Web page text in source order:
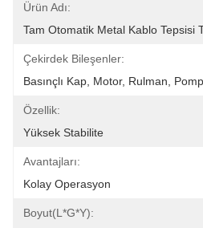
Ürün Adı:
Tam Otomatik Metal Kablo Tepsisi
Çekirdek Bileşenler:
Basınçlı Kap, Motor, Rulman,
Özellik:
Yüksek Stabilite
Avantajları:
Kolay Operasyon
Boyut(l*g*y):